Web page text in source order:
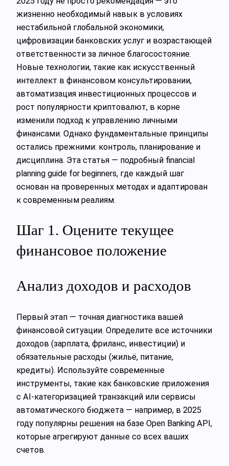
жизненно необходимый навык в условиях
нестабильной глобальной экономики,
цифровизации банковских услуг и возрастающей
ответственности за личное благосостояние.
Новые технологии, такие как искусственный
интеллект в финансовом консультировании,
автоматизация инвестиционных процессов и
рост популярности криптовалют, в корне
изменили подход к управлению личными
финансами. Однако фундаментальные принципы
остались прежними: контроль, планирование и
дисциплина. Эта статья — подробный financial
planning guide for beginners, где каждый шаг
основан на проверенных методах и адаптирован
к современным реалиям.
Шаг 1. Оцените текущее
финансовое положение
Анализ доходов и расходов
Первый этап — точная диагностика вашей
финансовой ситуации. Определите все источники
доходов (зарплата, фриланс, инвестиции) и
обязательные расходы (жильё, питание,
кредиты). Используйте современные
инструменты, такие как банковские приложения
с AI-категоризацией транзакций или сервисы
автоматического бюджета — например, в 2025
году популярны решения на базе Open Banking API,
которые агрегируют данные со всех ваших
счетов.